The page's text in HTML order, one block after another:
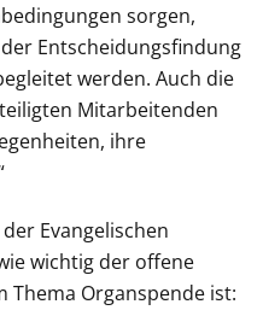
sorgen,
Entscheidungsfindung
werden. Auch die
Mitarbeitenden
ihre
Evangelischen
wichtig der offene
Thema Organspende ist: